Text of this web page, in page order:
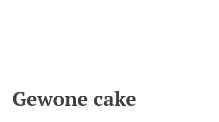
Gewone cake